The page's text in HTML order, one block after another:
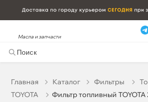
Масла и запчасти
Главная Катало Фильтры
TOYOTA
Фильтр топливный